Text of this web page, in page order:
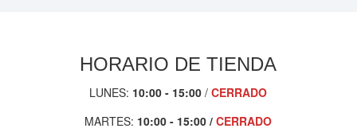
HORARIO DE TIENDA
LUNES: 10:00 - 15:00 /CERRADO
MARTES: 10:00 - 15:00 /CERRADO